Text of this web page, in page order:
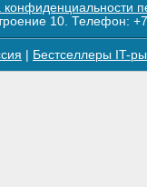
конфиденциальности
10. Телефон:
Бестселлеры IT-